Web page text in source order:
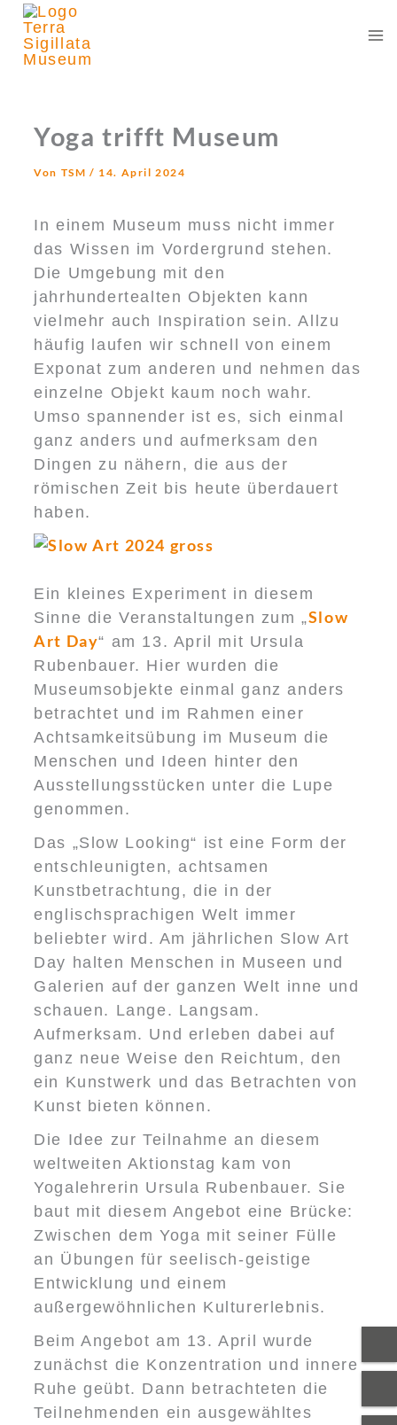
Zum
Inhalt
springen
Yoga trifft Museum
Von TSM/ 14. April 2024
In einem Museum muss nicht immer
das Wissen im Vordergrund stehen.
Die Umgebung mit den
jahrhundertealten Objekten kann
vielmehr auch Inspiration sein. Allzu
häufig laufen wir schnell von einem
Exponat zum anderen und nehmen das
einzelne Objekt kaum noch wahr.
Umso spannender ist es, sich einmal
ganz anders und aufmerksam den
Dingen zu nähern, die aus der
römischen Zeit bis heute überdauert
haben.
Ein kleines Experiment in diesem
Sinne die Veranstaltungen zum „Slow
Art Day“ am 13. April mit Ursula
Rubenbauer. Hier wurden die
Museumsobjekte einmal ganz anders
betrachtet und im Rahmen einer
Achtsamkeitsübung im Museum die
Menschen und Ideen hinter den
Ausstellungsstücken unter die Lupe
genommen.
Das „Slow Looking“ ist eine Form der
entschleunigten, achtsamen
Kunstbetrachtung, die in der
englischsprachigen Welt immer
beliebter wird. Am jährlichen Slow Art
Day halten Menschen in Museen und
Galerien auf der ganzen Welt inne und
schauen. Lange. Langsam.
Aufmerksam. Und erleben dabei auf
ganz neue Weise den Reichtum, den
ein Kunstwerk und das Betrachten von
Kunst bieten können.
Die Idee zur Teilnahme an diesem
weltweiten Aktionstag kam von
Yogalehrerin Ursula Rubenbauer. Sie
baut mit diesem Angebot eine Brücke:
Zwischen dem Yoga mit seiner Fülle
an Übungen für seelisch-geistige
Entwicklung und einem
außergewöhnlichen Kulturerlebnis.
Beim Angebot am 13. April wurde
zunächst die Konzentration und innere
Ruhe geübt. Dann betrachteten die
Teilnehmenden ein ausgewähltes